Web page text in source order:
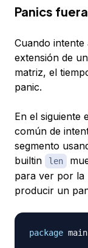
Panics
Cuando
extensión de
matriz, el
panic.
En el siguiente
común de
segmento
builtin
len
para ver por la
producir un
package main